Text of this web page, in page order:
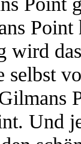
wird
selbst
Und